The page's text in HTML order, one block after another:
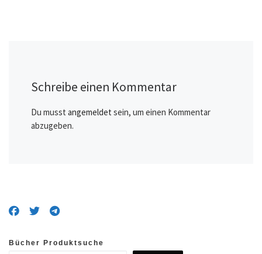
Schreibe einen Kommentar
Du musst angemeldet sein, um einen Kommentar
abzugeben.
Bücher Produktsuche